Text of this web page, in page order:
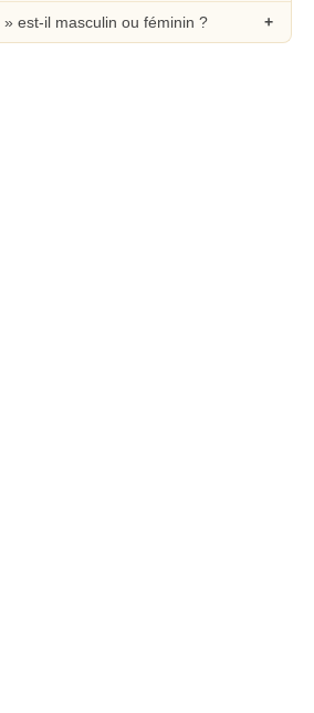
est-il masculin ou féminin ?